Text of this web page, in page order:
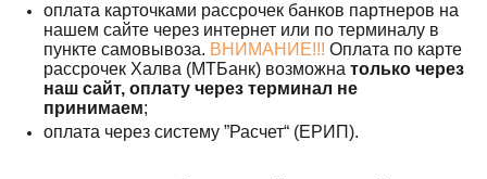
оплата карточками рассрочек банков партнеров на
нашем сайте через интернет или по терминалу в
пункте самовывоза. ВНИМАНИЕ!!! Оплата по карте
рассрочек Халва (МТБанк) возможна только через
наш сайт, оплату через терминал не
принимаем;
оплата через систему ”Расчет“ (ЕРИП).